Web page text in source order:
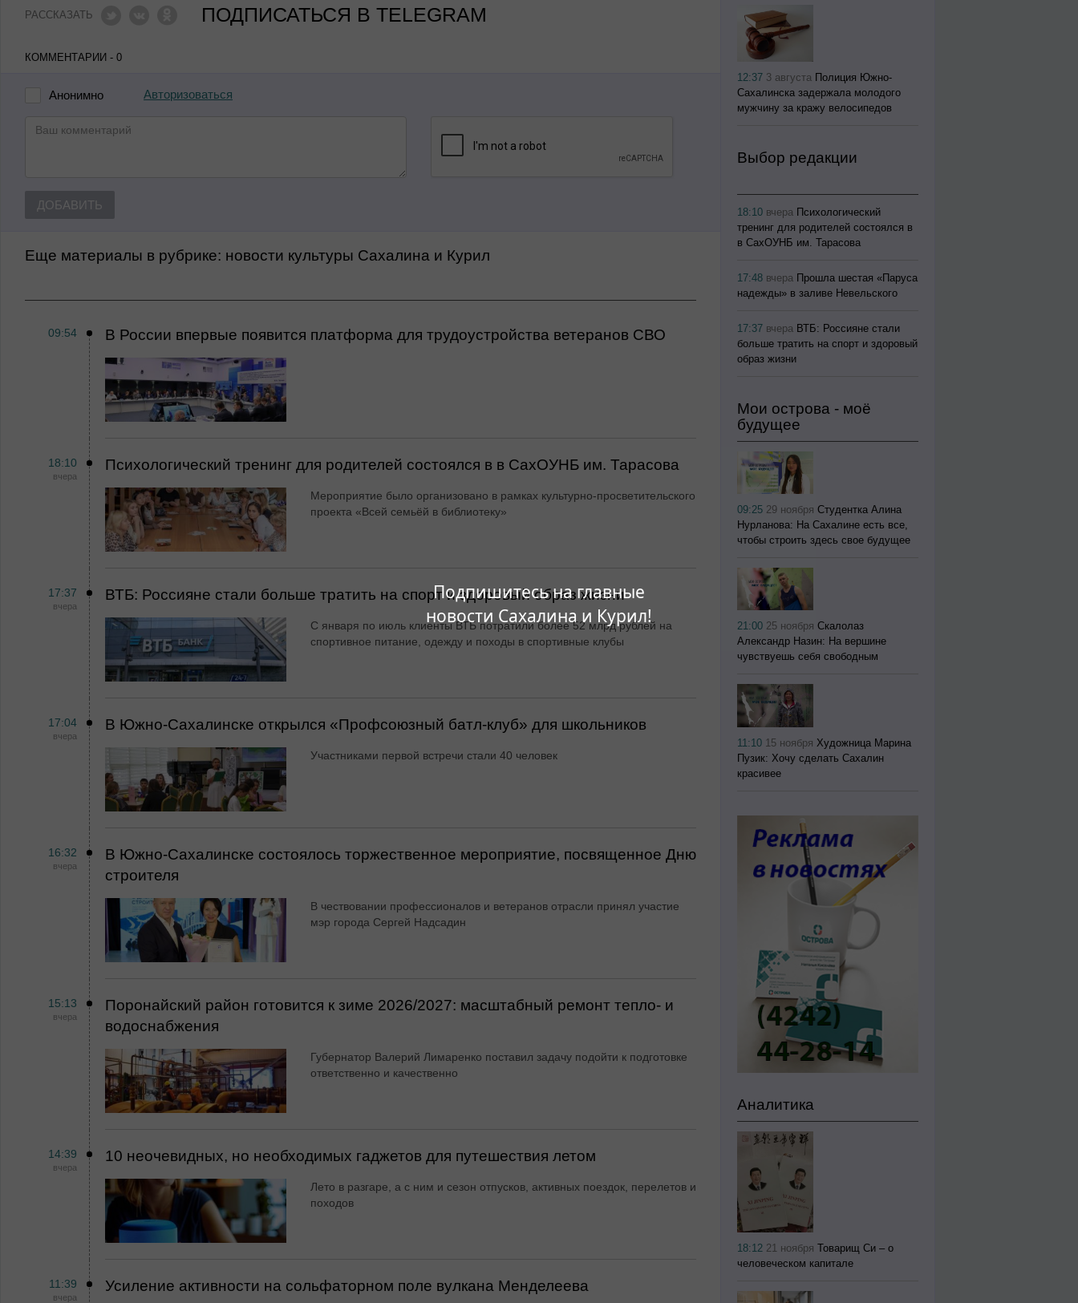
Подпишитесь на главные
новости Сахалина и Курил!
РАССКАЗАТЬ ПОДПИСАТЬСЯ В TELEGRAM
КОММЕНТАРИИ - 0
Анонимно Авторизоваться
ДОБАВИТЬ
Еще материалы в рубрике: Новости культуры Сахалина и Курил
09:54 В России впервые появится платформа для трудоустройства ветеранов СВО
18:10
вчера
Психологический тренинг для родителей состоялся в в СахОУНБ им. Тарасова
Мероприятие было организовано в рамках культурно-просветительского
проекта «Всей семьёй в библиотеку»
17:37
вчера
ВТБ: Россияне стали больше тратить на спорт и здоровый образ жизни
С января по июль клиенты ВТБ потратили более 52 млрд рублей на
спортивное питание, одежду и походы в спортивные клубы
17:04
вчера
В Южно-Сахалинске открылся «Профсоюзный батл-клуб» для школьников
Участниками первой встречи стали 40 человек
16:32
вчера
В Южно-Сахалинске состоялось торжественное мероприятие, посвященное Дню
строителя
В чествовании профессионалов и ветеранов отрасли принял участие
мэр города Сергей Надсадин
15:13
вчера
Поронайский район готовится к зиме 2026/2027: масштабный ремонт тепло- и
водоснабжения
Губернатор Валерий Лимаренко поставил задачу подойти к подготовке
ответственно и качественно
14:39
вчера
10 неочевидных, но необходимых гаджетов для путешествия летом
Лето в разгаре, а с ним и сезон отпусков, активных поездок, перелетов и
походов
11:39
вчера
Усиление активности на сольфаторном поле вулкана Менделеева
12:37 3 августа Полиция Южно-
Сахалинска задержала молодого
мужчину за кражу велосипедов
Выбор редакции
18:10 вчера Психологический
тренинг для родителей состоялся в
в СахОУНБ им. Тарасова
17:48 вчера Прошла шестая «Паруса
надежды» в заливе Невельского
17:37 вчера ВТБ: Россияне стали
больше тратить на спорт и здоровый
образ жизни
Мои острова - моё
будущее
09:25 29 ноября Студентка Алина
Нурланова: На Сахалине есть все,
чтобы строить здесь свое будущее
21:00 25 ноября Скалолаз
Александр Назин: На вершине
чувствуешь себя свободным
11:10 15 ноября Художница Марина
Пузик: Хочу сделать Сахалин
красивее
Аналитика
18:12 21 ноября Товарищ Си – о
человеческом капитале